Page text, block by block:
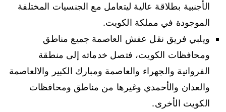
الأجنبية بطلاقة عالية ليتعامل مع الجنسيات المختلفة
الموجودة في مملكة الكويت.
ويلبي فريق نقل عفش العاصمة جميع مناطق
ومحافظات الكويت، فتصل خدماته إلى منطقة
الفروانية والجهراء والعاصمة ومبارك الكبير والالعاصمة
والعدان والأحمدي وغيرها من مناطق ومحافظات
الكويت الأخرى.